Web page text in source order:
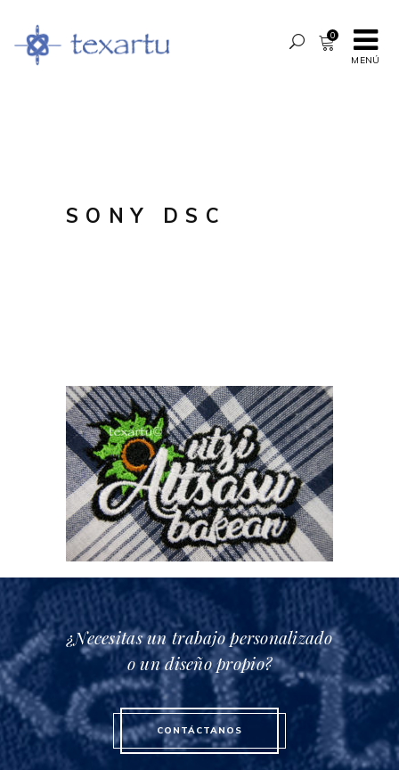
MENÚ
0
SONY DSC
¿Necesitas un trabajo personalizado
o un diseño propio?
CONTÁCTANOS